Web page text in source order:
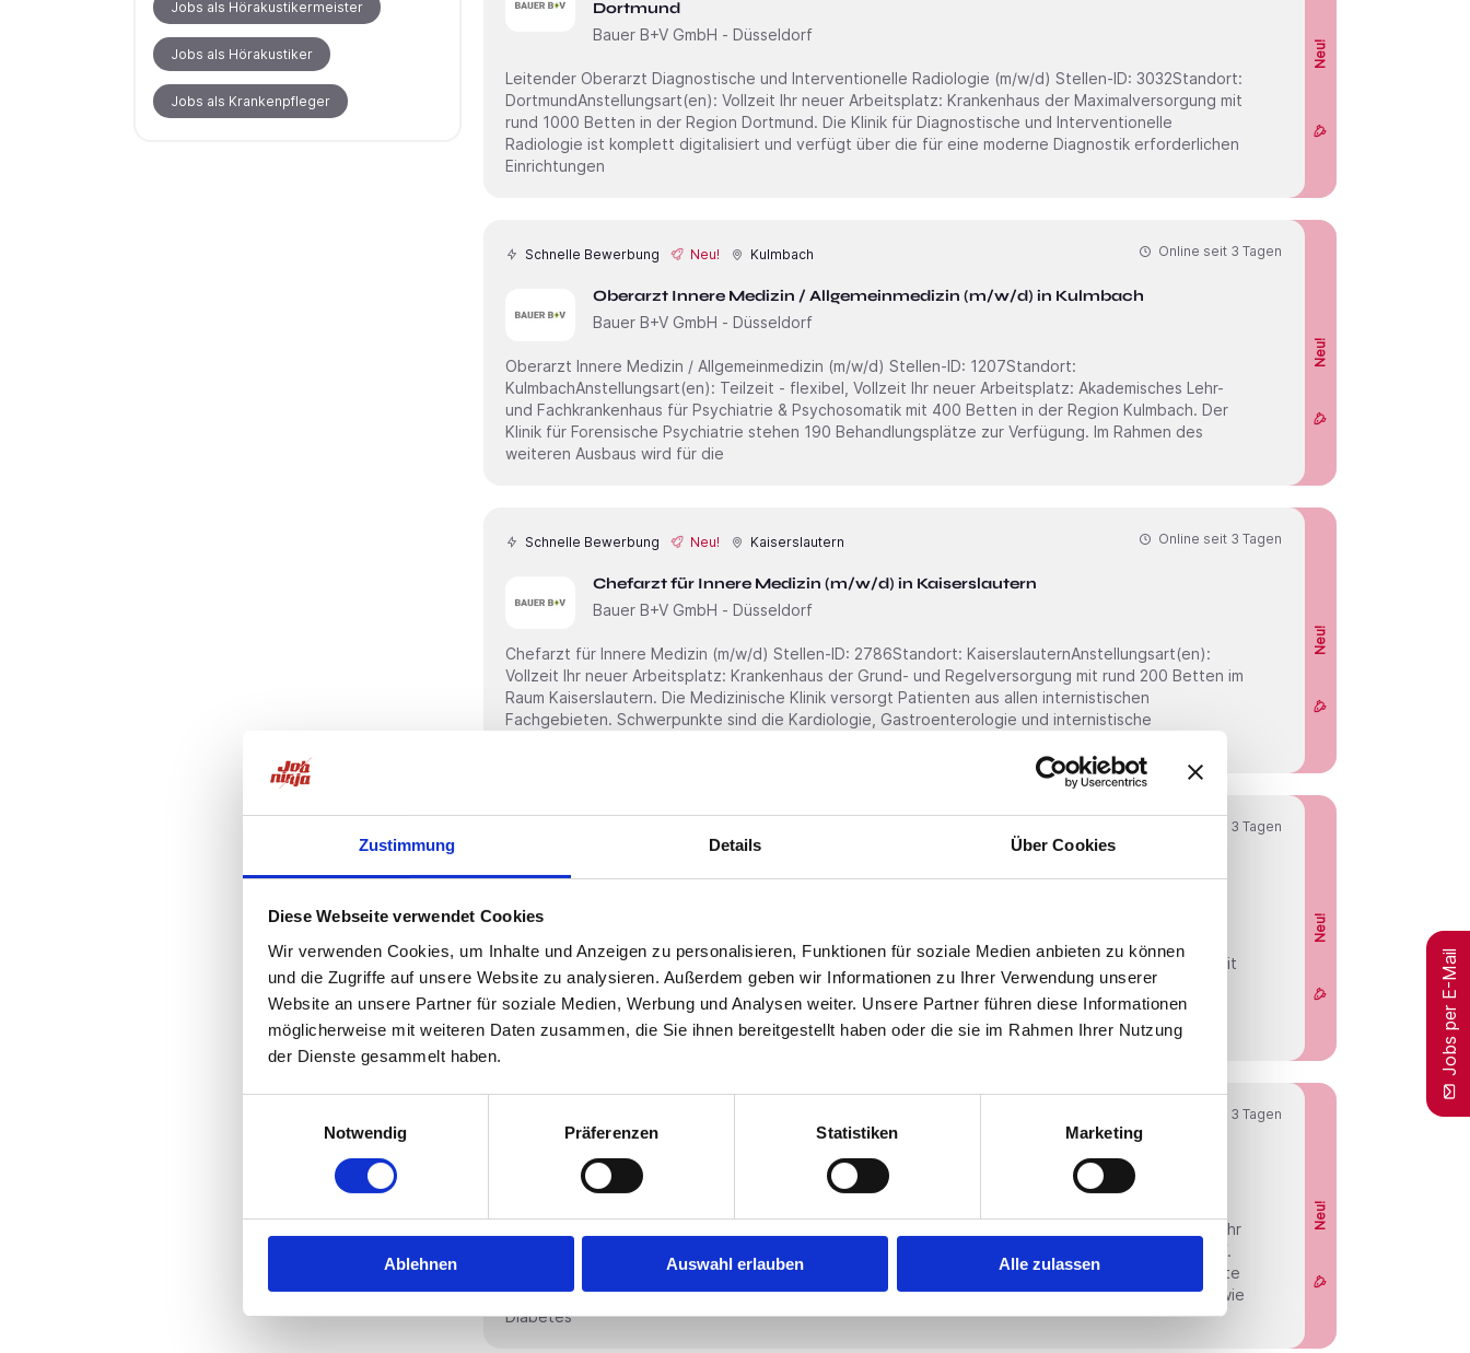
Zustimmung Details Über Cookies
Diese Webseite verwendet Cookies
Wir verwenden Cookies, um Inhalte und Anzeigen zu personalisieren, Funktionen für soziale Medien anbieten zu können
und die Zugriffe auf unsere Website zu analysieren. Außerdem geben wir Informationen zu Ihrer Verwendung unserer
Website an unsere Partner für soziale Medien, Werbung und Analysen weiter. Unsere Partner führen diese Informationen
möglicherweise mit weiteren Daten zusammen, die Sie ihnen bereitgestellt haben oder die sie im Rahmen Ihrer Nutzung
der Dienste gesammelt haben.
Notwendig
Präferenzen Statistiken Marketing
Ablehnen Auswahl erlauben Alle zulassen
Dortmund
Bauer B+V GmbH - Düsseldorf
Neu!
Leitender Oberarzt Diagnostische und Interventionelle Radiologie (m/w/d) Stellen-ID: 3032Standort:
DortmundAnstellungsart(en): Vollzeit Ihr neuer Arbeitsplatz: Krankenhaus der Maximalversorgung mit
rund 1000 Betten in der Region Dortmund. Die Klinik für Diagnostische und Interventionelle
Radiologie ist komplett digitalisiert und verfügt über die für eine moderne Diagnostik erforderlichen
Einrichtungen
Schnelle Bewerbung Neu! Kulmbach
Oberarzt Innere Medizin / Allgemeinmedizin (m/w/d) in Kulmbach
Bauer B+V GmbH - Düsseldorf
Neu!
Online seit 3 Tagen
Oberarzt Innere Medizin / Allgemeinmedizin (m/w/d) Stellen-ID: 1207Standort:
KulmbachAnstellungsart(en): Teilzeit - flexibel, Vollzeit Ihr neuer Arbeitsplatz: Akademisches Lehr-
und Fachkrankenhaus für Psychiatrie & Psychosomatik mit 400 Betten in der Region Kulmbach. Der
Klinik für Forensische Psychiatrie stehen 190 Behandlungsplätze zur Verfügung. Im Rahmen des
weiteren Ausbaus wird für die
Schnelle Bewerbung Neu! Kaiserslautern
Chefarzt für Innere Medizin (m/w/d) in Kaiserslautern
Bauer B+V GmbH - Düsseldorf
Neu!
Online seit 3 Tagen
Chefarzt für Innere Medizin (m/w/d) Stellen-ID: 2786Standort: KaiserslauternAnstellungsart(en):
Vollzeit Ihr neuer Arbeitsplatz: Krankenhaus der Grund- und Regelversorgung mit rund 200 Betten im
Raum Kaiserslautern. Die Medizinische Klinik versorgt Patienten aus allen internistischen
Fachgebieten. Schwerpunkte sind die Kardiologie, Gastroenterologie und internistische
Neu!
3 Tagen
Oberarzt oder Facharzt für Urologie (m/w/d) Stellen-ID: 3145Standort: Güstrow Ihr neuer
Arbeitsplatz: Krankenhaus der Grund- und Regelversorgung und akademisches Lehrkrankenhaus mit
rund 400 Betten im Raum Güstrow. Die Klinik für Urologie behandelt das gesamte Spektrum des
Fachbereiches einschließlich minimal-invasiver Eingriffe sowie der konservativen und operativen
Tumortherapie. Zur weiteren
Oberarzt für Kinder- und Jugendmedizin (m/w/d) in Düsseldorf
Bauer B+V GmbH - Düsseldorf
Neu!
3 Tagen
Neonatologie (Perinatalzentrum Level 1), Kinderkardiologie/-pneumologie und Neuropädiatrie, sowie
Diabetes
Jobs als Hörakustikermeister
Jobs als Hörakustiker
Jobs als Krankenpfleger
Jobs per E-Mail